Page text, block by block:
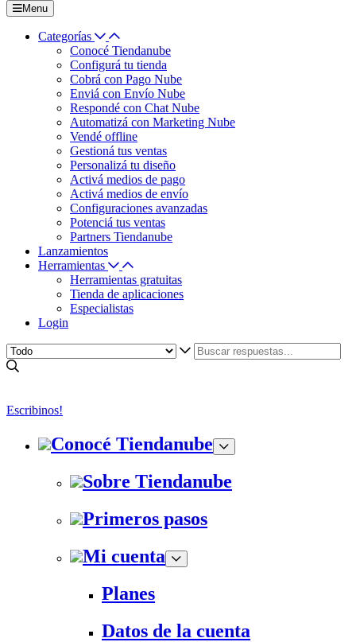
Menu
Categorías
Conocé Tiendanube
Configurá tu tienda
Cobrá con Pago Nube
Enviá con Envío Nube
Respondé con Chat Nube
Automatizá con Marketing Nube
Vendé offline
Gestioná tus ventas
Personalizá tu diseño
Activá medios de pago
Activá medios de envío
Configuraciones avanzadas
Potenciá tus ventas
Partners Tiendanube
Lanzamientos
Herramientas
Herramientas gratuitas
Tienda de aplicaciones
Especialistas
Login
Escribinos!
Conocé Tiendanube
Sobre Tiendanube
Primeros pasos
Mi cuenta
Planes
Datos de la cuenta